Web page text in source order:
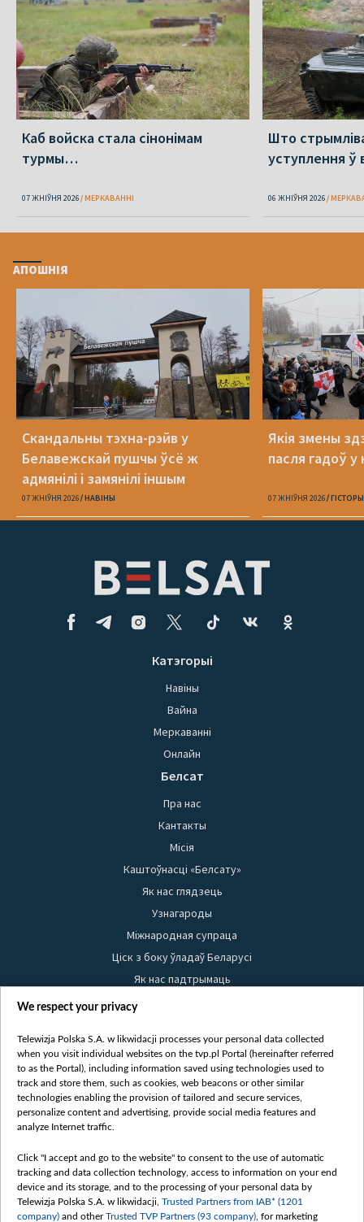
Каб войска стала сінонімам
турмы…
07 ЖНІЎНЯ 2026 МЕРКАВАННI
Што
уступлення ў
06 ЖНІЎНЯ 2026
АПОШНІЯ
Скандальны тэхна-рэйв у
Белавежскай пушчы ўсё ж
адмянілі і замянілі іншым
07 ЖНІЎНЯ 2026 НАВІНЫ
Якія змены
пасля гадоў у
07 ЖНІЎНЯ 2026
Катэгорыі
Навіны
Вайна
Меркаванні
Онлайн
Белсат
Пра нас
Кантакты
Місія
Каштоўнасці «Белсату»
Як нас глядзець
Узнагароды
Міжнародная супраца
Ціск з боку ўладаў Беларусі
Як нас падтрымаць
Правілы выкарыстання матэрыялаў
Бяспека
Youtube
Белсат news
Белсат Shorts
Жэстачайшы мульт
Belsat English
Biełsat PL
We respect your privacy
Telewizja Polska S.A. w likwidacji processes your personal data collected
when you visit individual websites on the tvp.pl Portal (hereinafter referred
to as the Portal), including information saved using technologies used to
track and store them, such as cookies, web beacons or other similar
technologies enabling the provision of tailored and secure services,
personalize content and advertising, provide social media features and
analyze Internet traffic.
Click "I accept and go to the website" to consent to the use of automatic
tracking and data collection technology, access to information on your end
device and its storage, and to the processing of your personal data by
Telewizja Polska S.A. w likwidacji, Trusted Partners from IAB* (1201
company) and otherTrusted TVP Partners (93 company) , for marketing